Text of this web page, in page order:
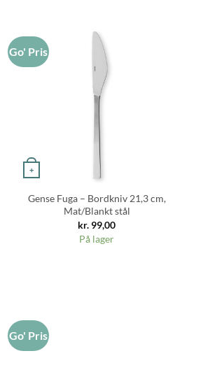
Go' Pris
+
Gense Fuga – Bordkniv 21,3 cm,
Mat/Blankt stål
kr. 99,00
På lager
Go' Pris